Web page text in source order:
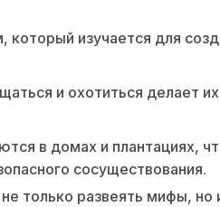
изучается для
и охотиться делает
в домах и плантациях,
сосуществования.
только развеять мифы, но